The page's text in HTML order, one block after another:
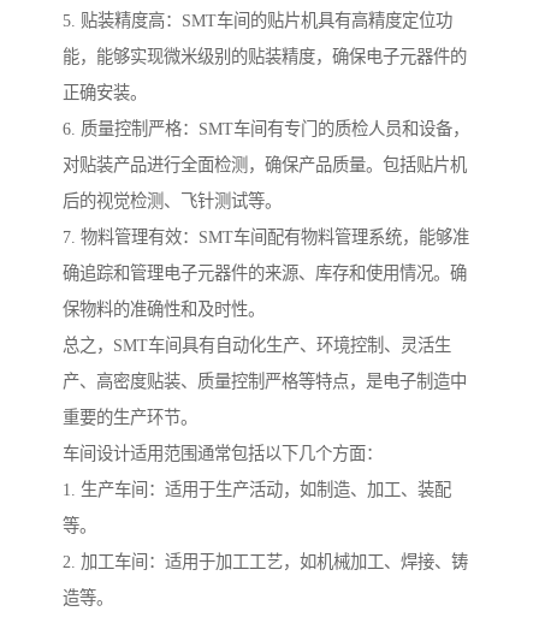
5. 贴装精度高：SMT车间的贴片机具有高精度定位功
能，能够实现微米级别的贴装精度，确保电子元器件的
正确安装。
6. 质量控制严格：SMT车间有专门的质检人员和设备，
对贴装产品进行全面检测，确保产品质量。包括贴片机
后的视觉检测、飞针测试等。
7. 物料管理有效：SMT车间配有物料管理系统，能够准
确追踪和管理电子元器件的来源、库存和使用情况。确
保物料的准确性和及时性。
总之，SMT车间具有自动化生产、环境控制、灵活生
产、高密度贴装、质量控制严格等特点，是电子制造中
重要的生产环节。
车间设计适用范围通常包括以下几个方面：
1. 生产车间：适用于生产活动，如制造、加工、装配
等。
2. 加工车间：适用于加工工艺，如机械加工、焊接、铸
造等。